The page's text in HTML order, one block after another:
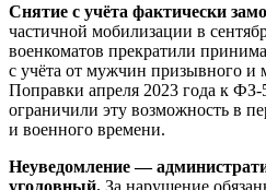
Снятие с учёта фактически
частичной мобилизации в
военкоматов прекратили
с учёта от мужчин призывного и
Поправки апреля 2023 года к ФЗ-
ограничили эту возможность в
и военного времени.
Неуведомление —
уголовный. За нарушение